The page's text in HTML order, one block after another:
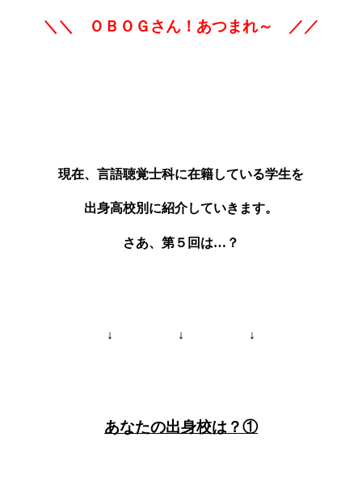
＼＼ ＯＢＯＧさん！あつまれ～ ／／
現在、言語聴覚士科に在籍している学生を
出身高校別に紹介していきます。
さあ、第５回は…？
↓ ↓ ↓
あなたの出身校は？①